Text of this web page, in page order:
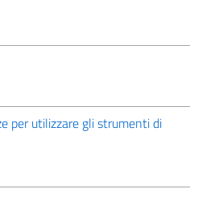
per utilizzare gli strumenti di